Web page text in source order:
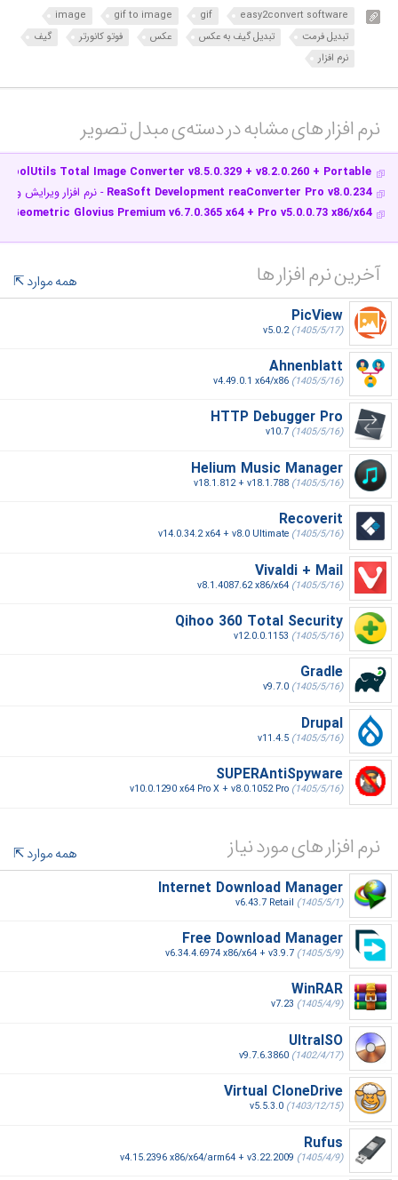
easy2convert software
gif
gif to image
image
تبدیل فرمت
تبدیل گیف به عکس عکس فوتو کانورتر
گیف
نرم افزار
نرم افزار های مشابه در دسته‌ی‌ مبدل تصویر‎
CoolUtils Total Image Converter v8.5.0.329 + v8.2.0.260 + Portable
ReaSoft Development reaConverter Pro v8.0.234 - نرم افزار ویرایش و
Geometric Glovius Premium v6.7.0.365 x64 + Pro v5.0.0.73 x86/x64
آخرین نرم افزار ها
همه موارد
PicView
v5.0.2(1405/5/17)
Ahnenblatt
v4.49.0.1 x64/x86 (1405/5/16)
HTTP Debugger Pro
v10.7 (1405/5/16)
Helium Music Manager
v18.1.812 + v18.1.788 (1405/5/16)
Recoverit
v14.0.34.2 x64 + v8.0 Ultimate (1405/5/16)
Vivaldi + Mail
v8.1.4087.62 x86/x64 (1405/5/16)
Qihoo 360 Total Security
v12.0.0.1153 (1405/5/16)
Gradle
v9.7.0 (1405/5/16)
Drupal
v11.4.5 (1405/5/16)
SUPERAntiSpyware
v10.0.1290 x64 Pro X + v8.0.1052 Pro (1405/5/16)
نرم افزار های مورد نیاز
همه موارد
Internet Download Manager
v6.43.7 Retail (1405/5/1)
Free Download Manager
v6.34.4.6974 x86/x64 + v3.9.7 (1405/5/9)
WinRAR
v7.23 (1405/4/9)
UltraISO
v9.7.6.3860 (1402/4/17)
Virtual CloneDrive
v5.5.3.0 (1403/12/15)
Rufus
v4.15.2396 x86/x64/arm64 + v3.22.2009 (1405/4/9)